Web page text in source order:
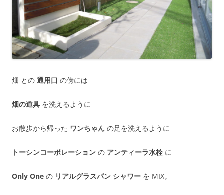
畑 との 通用口 の傍には
畑の道具 を洗えるように
お散歩から帰った ワンちゃん の足を洗えるように
トーシンコーポレーション の アンティーラ水栓に
Only One の リアルグラスパン シャワー を MIX。